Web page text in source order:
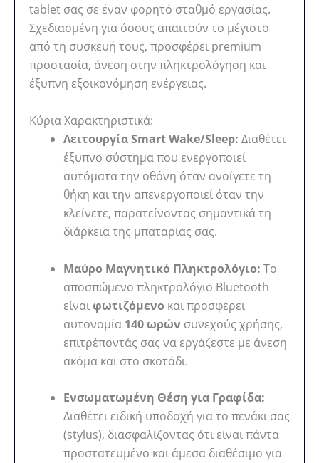
tablet σας σε έναν φορητό σταθμό εργασίας.
Σχεδιασμένη για όσους απαιτούν το μέγιστο
από τη συσκευή τους, προσφέρει premium
προστασία, άνεση στην πληκτρολόγηση και
έξυπνη εξοικονόμηση ενέργειας.
Κύρια Χαρακτηριστικά:
Λειτουργία Smart Wake/Sleep: Διαθέτει
έξυπνο σύστημα που ενεργοποιεί
αυτόματα την οθόνη όταν ανοίγετε τη
θήκη και την απενεργοποιεί όταν την
κλείνετε, παρατείνοντας σημαντικά τη
διάρκεια της μπαταρίας σας.
Μαύρο Μαγνητικό Πληκτρολόγιο: Το
αποσπώμενο πληκτρολόγιο Bluetooth
είναιφωτιζόμενο και προσφέρει
αυτονομία 140 ωρών συνεχούς χρήσης,
επιτρέποντάς σας να εργάζεστε με άνεση
ακόμα και στο σκοτάδι.
Ενσωματωμένη Θέση για Γραφίδα:
Διαθέτει ειδική υποδοχή για το πενάκι σας
(stylus), διασφαλίζοντας ότι είναι πάντα
προστατευμένο και άμεσα διαθέσιμο για